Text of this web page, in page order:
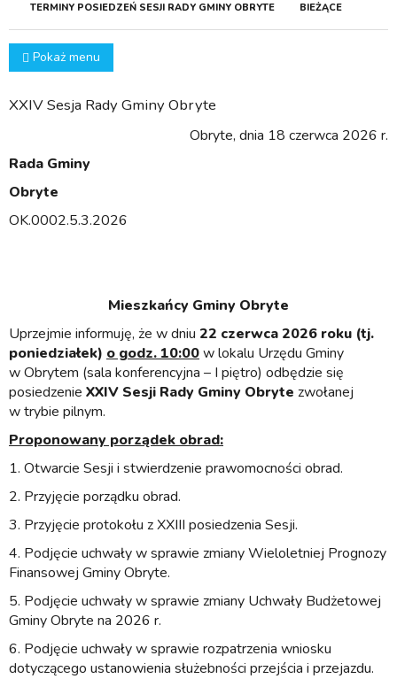
TERMINY POSIEDZEŃ SESJI RADY GMINY OBRYTE
BIEŻĄCE
Pokaż menu
XXIV Sesja Rady Gminy Obryte
Obryte, dnia 18 czerwca 2026 r.
Rada Gminy
Obryte
OK.0002.5.3.2026
Mieszkańcy Gminy Obryte
Uprzejmie informuję, że w dniu 22 czerwca 2026 roku (tj.
poniedziałek) o godz. 10:00w lokalu Urzędu Gminy
w Obrytem (sala konferencyjna – I piętro) odbędzie się
posiedzenie XXIV Sesji Rady Gminy Obryte zwołanej
w trybie pilnym.
Proponowany porządek obrad:
1. Otwarcie Sesji i stwierdzenie prawomocności obrad.
2. Przyjęcie porządku obrad.
3. Przyjęcie protokołu z XXIII posiedzenia Sesji.
4. Podjęcie uchwały w sprawie zmiany Wieloletniej Prognozy
Finansowej Gminy Obryte.
5. Podjęcie uchwały w sprawie zmiany Uchwały Budżetowej
Gminy Obryte na 2026 r.
6. Podjęcie uchwały w sprawie rozpatrzenia wniosku
dotyczącego ustanowienia służebności przejścia i przejazdu.